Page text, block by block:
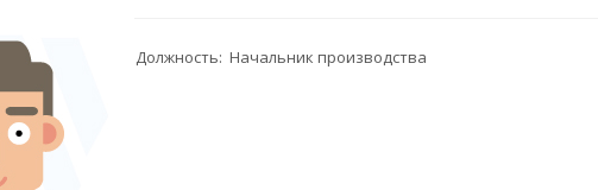
Должность: Начальник производства